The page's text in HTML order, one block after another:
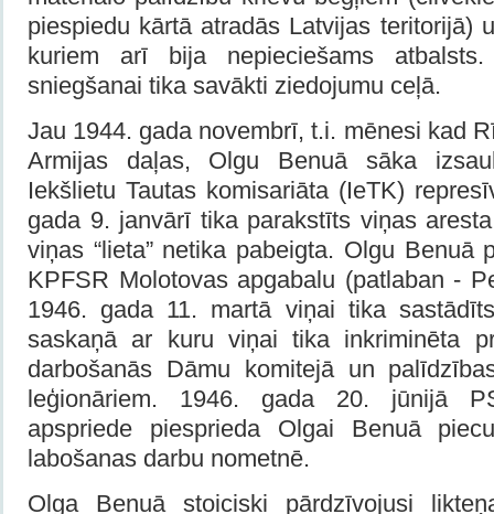
piespiedu kārtā atradās Latvijas teritorijā)
kuriem arī bija nepieciešams
sniegšanai tika savākti ziedojumu ceļā.
Jau 1944. gada novembrī, t.i. mēnesi kad
Armijas daļas, Olgu Benuā sāka
Iekšlietu Tautas komisariāta (IeTK)
gada 9. janvārī tika parakstīts viņas
viņas “lieta” netika pabeigta. Olgu
KPFSR Molotovas apgabalu (patlaban -
1946. gada 11. martā viņai tika
saskaņā ar kuru viņai tika inkriminēta
darbošanās Dāmu komitejā un
leģionāriem. 1946. gada 20. jūnijā
apspriede piesprieda Olgai Benuā
labošanas darbu nometnē.
Olga Benuā stoiciski pārdzīvojusi